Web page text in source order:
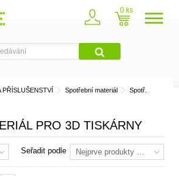
0
PŘÍSLUŠENSTVÍ Spotřební materiál Spotř.
PRO 3D TISKÁRNY
Seřadit podle Nejprve produkty skladem